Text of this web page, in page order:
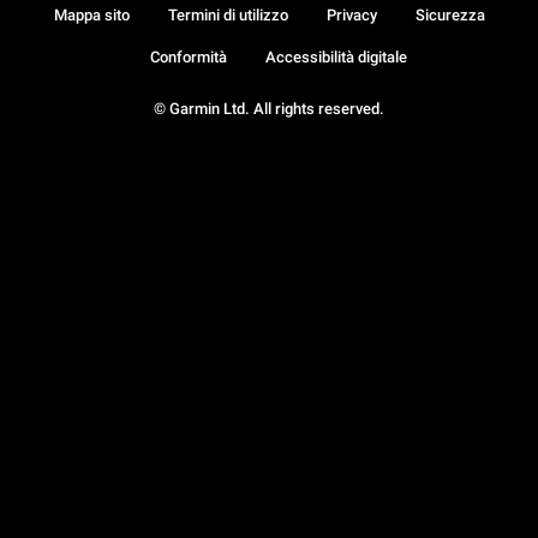
© Garmin Ltd. All rights reserved.
Mappa sito Termini di utilizzo Privacy Sicurezza
Conformità Accessibilità digitale